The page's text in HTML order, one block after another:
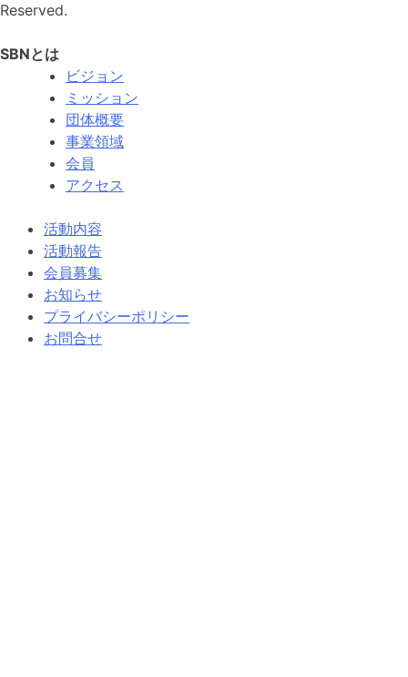
Reserved.
SBNとは
ビジョン
ミッション
団体概要
事業領域
会員
アクセス
活動内容
活動報告
会員募集
お知らせ
プライバシーポリシー
お問合せ